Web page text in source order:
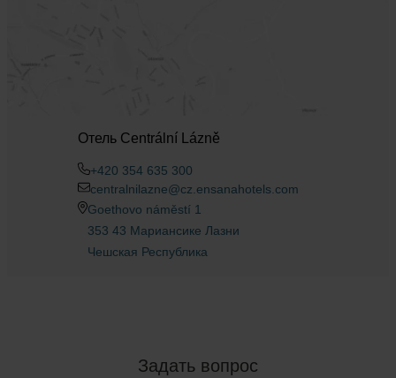
Отель Centrální Lázně
+420 354 635 300
centralnilazne@cz.ensanahotels.com
Goethovo náměstí 1
353 43 Мариансике Лазни
Чешская Республика
Задать вопрос